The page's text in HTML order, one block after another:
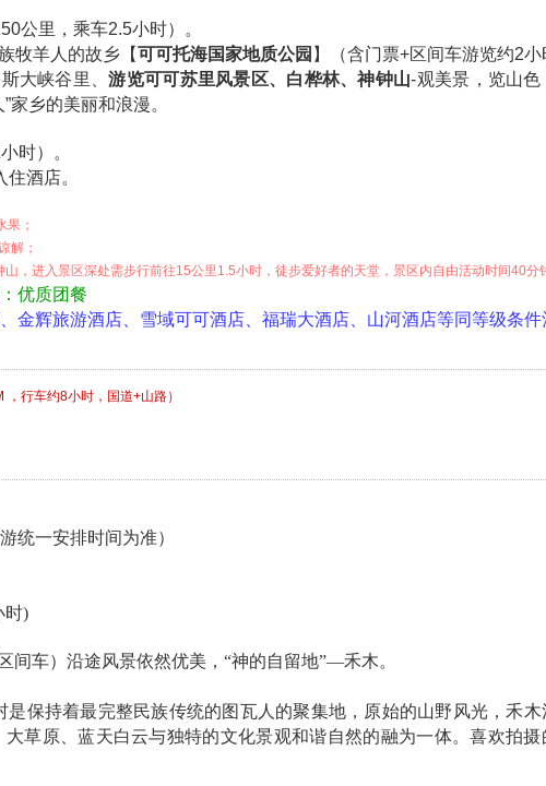
公里，乘车2.5小时）。
牧羊人的故乡【可可托海国家地质公园 】（含门票+区间车游览约2小
大峡谷里、游览可可苏里风景区、白桦林、神钟山-观美景，览山色
家乡的美丽和浪漫。
时）。
酒店。
；
解；
，进入景区深处需步行前往15公里1.5小时，徒步爱好者的天堂，景区内自由活动时间40分
优质团餐
金辉旅游酒店、雪域可可酒店、福瑞大酒店、山河酒店等同等级条件
行车约8小时，国道+山路）
统一安排时间为准）
时)
间车）沿途风景依然优美，“神的自留地”—禾木。
是保持着最完整民族传统的图瓦人的聚集地，原始的山野风光，禾木
草原、蓝天白云与独特的文化景观和谐自然的融为一体。喜欢拍摄